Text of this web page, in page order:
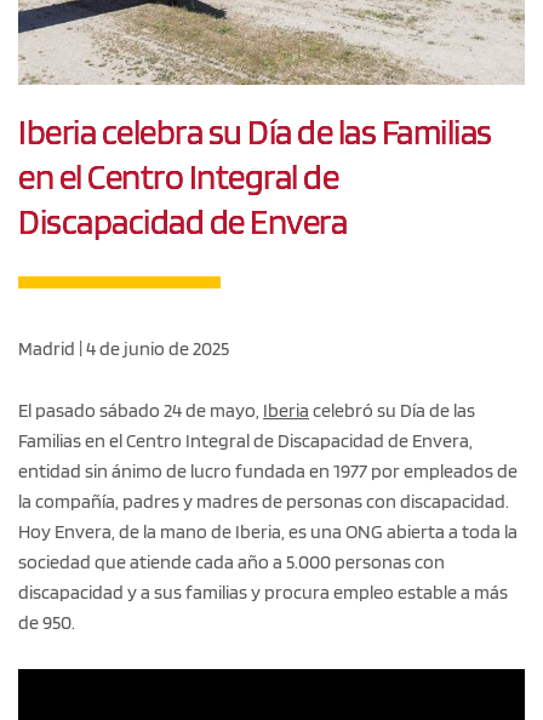
Iberia celebra su Día de las Familias
en el Centro Integral de
Discapacidad de Envera
Madrid | 4 de junio de 2025
El pasado sábado 24 de mayo, Iberia celebró su Día de las
Familias en el Centro Integral de Discapacidad de Envera,
entidad sin ánimo de lucro fundada en 1977 por empleados de
la compañía, padres y madres de personas con discapacidad.
Hoy Envera, de la mano de Iberia, es una ONG abierta a toda la
sociedad que atiende cada año a 5.000 personas con
discapacidad y a sus familias y procura empleo estable a más
de 950.